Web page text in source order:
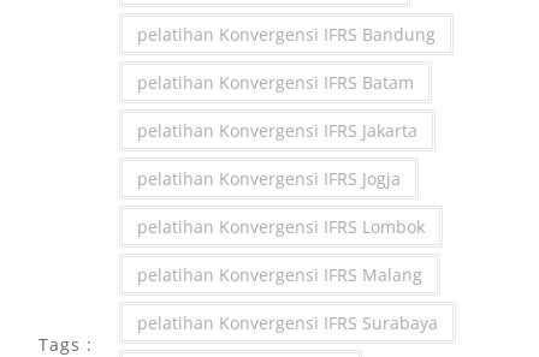
Tags :
pelatihan Konvergensi IFRS Bandung
pelatihan Konvergensi IFRS Batam
pelatihan Konvergensi IFRS Jakarta
pelatihan Konvergensi IFRS Jogja
pelatihan Konvergensi IFRS Lombok
pelatihan Konvergensi IFRS Malang
pelatihan Konvergensi IFRS Surabaya